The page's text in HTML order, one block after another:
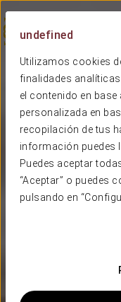
undefined
Utilizamos cookies
finalidades
el contenido en
personalizada en
recopilación de tus
información puedes
Puedes aceptar
“Aceptar” o puedes
pulsando en